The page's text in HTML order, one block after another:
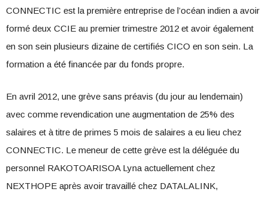
CONNECTIC est la première entreprise de l’océan indien a avoir
formé deux CCIE au premier trimestre 2012 et avoir également
en son sein plusieurs dizaine de certifiés CICO en son sein. La
formation a été financée par du fonds propre.
En avril 2012, une grève sans préavis (du jour au lendemain)
avec comme revendication une augmentation de 25% des
salaires et à titre de primes 5 mois de salaires a eu lieu chez
CONNECTIC. Le meneur de cette grève est la déléguée du
personnel RAKOTOARISOA Lyna actuellement chez
NEXTHOPE après avoir travaillé chez DATALALINK,